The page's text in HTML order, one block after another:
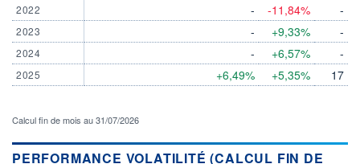
11,0
11,2
Haut Rendement Couvertes
en EUR
FONDS PARTENAIRES
2022
2023
2024
2025
-
-
-
+6,49%
-11,84%
+9,33%
+6,57%
+5,35%
-
-
-
17
Calcul fin de mois au 31/07/2026
PERFORMANCE VOLATILITÉ (CALCUL FIN DE